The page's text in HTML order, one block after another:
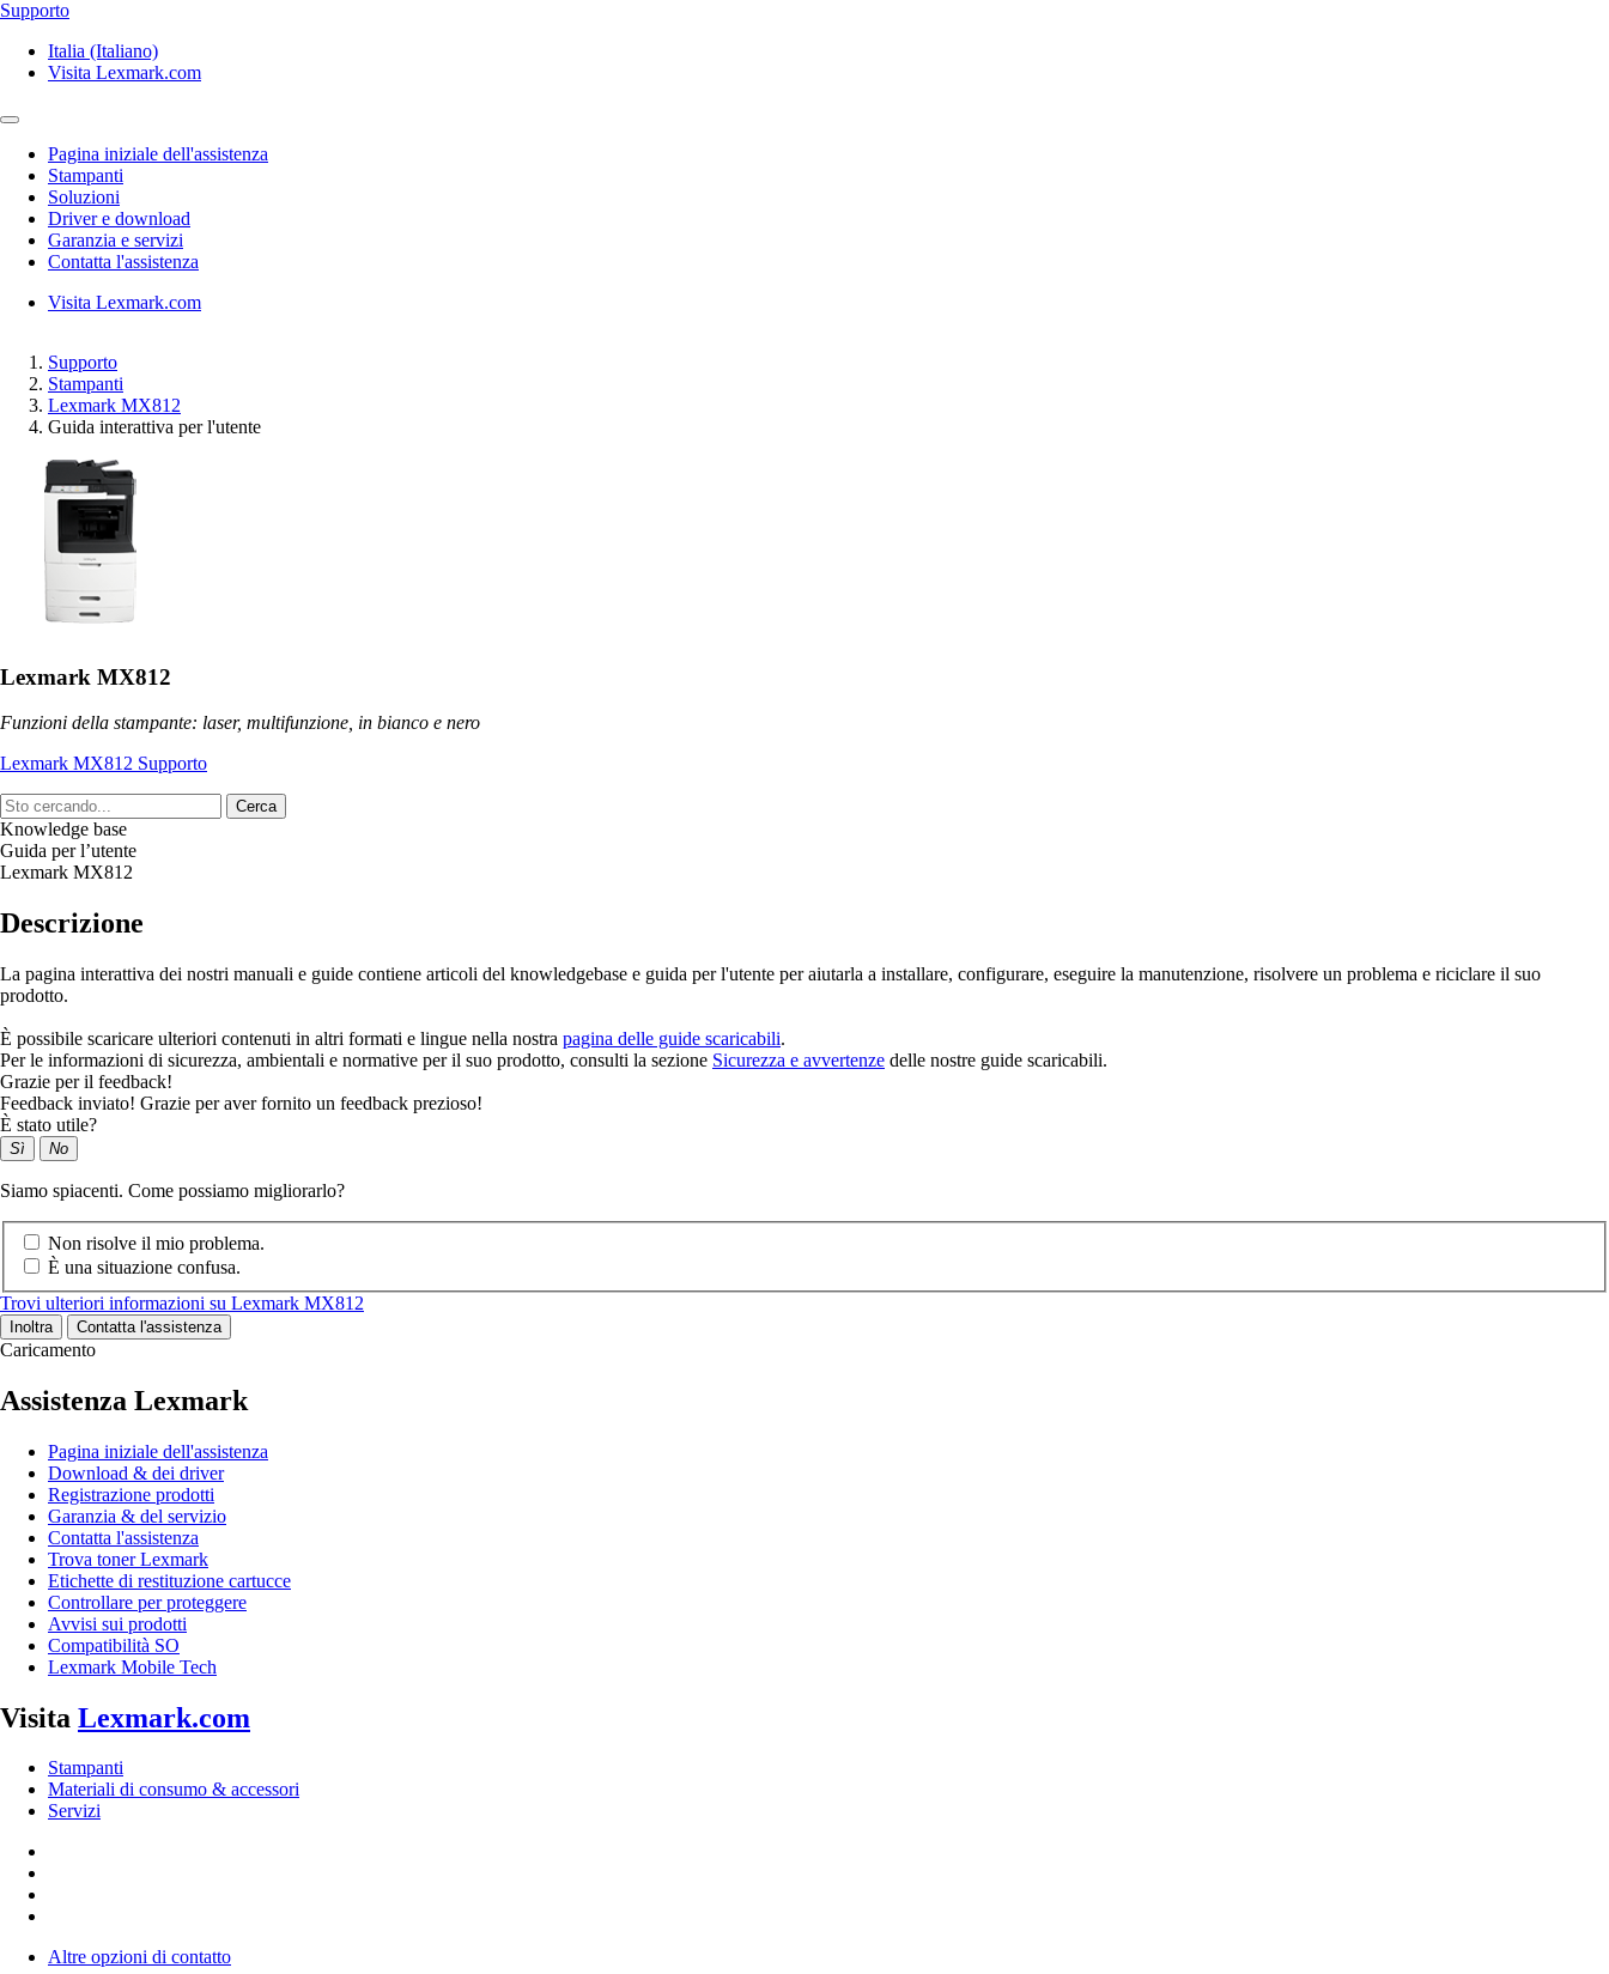
Supporto
Italia (Italiano)
Visita Lexmark.com
Pagina iniziale dell'assistenza
Stampanti
Soluzioni
Driver e download
Garanzia e servizi
Contatta l'assistenza
Visita Lexmark.com
Supporto
Stampanti
Lexmark MX812
Guida interattiva per l'utente
Lexmark MX812
Funzioni della stampante: laser, multifunzione, in bianco e nero
Lexmark MX812 Supporto
Cerca
Knowledge base
Guida per l’utente
Lexmark MX812
Descrizione
La pagina interattiva dei nostri manuali e guide contiene articoli del knowledgebase e guida per l'utente per aiutarla a installare, configurare, eseguire la manutenzione, risolvere un problema e riciclare il suo
prodotto.
È possibile scaricare ulteriori contenuti in altri formati e lingue nella nostra pagina delle guide scaricabili.
Per le informazioni di sicurezza, ambientali e normative per il suo prodotto, consulti la sezione Sicurezza e avvertenze delle nostre guide scaricabili.
Grazie per il feedback!
Feedback inviato! Grazie per aver fornito un feedback prezioso!
È stato utile?
Sì No
Siamo spiacenti. Come possiamo migliorarlo?
Non risolve il mio problema.
È una situazione confusa.
Trovi ulteriori informazioni su Lexmark MX812
Inoltra Contatta l'assistenza
Caricamento
Assistenza Lexmark
Pagina iniziale dell'assistenza
Download & dei driver
Registrazione prodotti
Garanzia & del servizio
Contatta l'assistenza
Trova toner Lexmark
Etichette di restituzione cartucce
Controllare per proteggere
Avvisi sui prodotti
Compatibilità SO
Lexmark Mobile Tech
Visita Lexmark.com
Stampanti
Materiali di consumo & accessori
Servizi
Altre opzioni di contatto